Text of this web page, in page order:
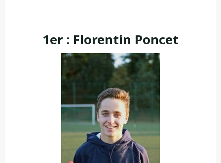
1er : Florentin Poncet